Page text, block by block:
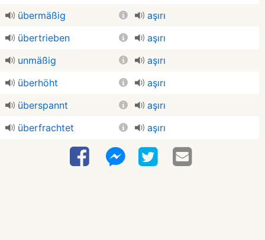
übermäßig
aşırı
übertrieben
aşırı
unmäßig
aşırı
überhöht
aşırı
überspannt
aşırı
überfrachtet
aşırı